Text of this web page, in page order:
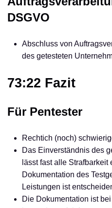
DSGVO
Abschluss von
des getesteten
73:22 Fazit
Für Pentester
Rechtich (noch)
Das Einverständnis des
lässt fast alle
Dokumentation des
Leistungen ist
Die Dokumentation ist